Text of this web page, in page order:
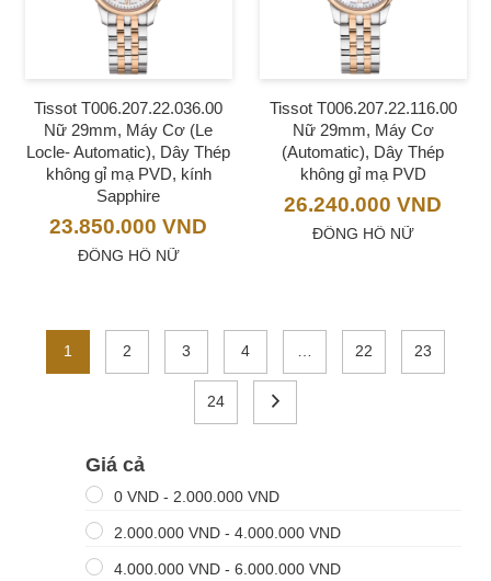
Tissot T006.207.22.036.00
Nữ 29mm, Máy Cơ (Le
Locle- Automatic), Dây Thép
không gỉ mạ PVD, kính
Sapphire
23.850.000 VND
ĐỒNG HỒ NỮ
Tissot T006.207.22.116.00
Nữ 29mm, Máy Cơ
(Automatic), Dây Thép
không gỉ mạ PVD
26.240.000 VND
ĐỒNG HỒ NỮ
1 2 3 4 22 23
24
Giá cả
0 VND- 2.000.000 VND
2.000.000 VND- 4.000.000 VND
4.000.000 VND- 6.000.000 VND